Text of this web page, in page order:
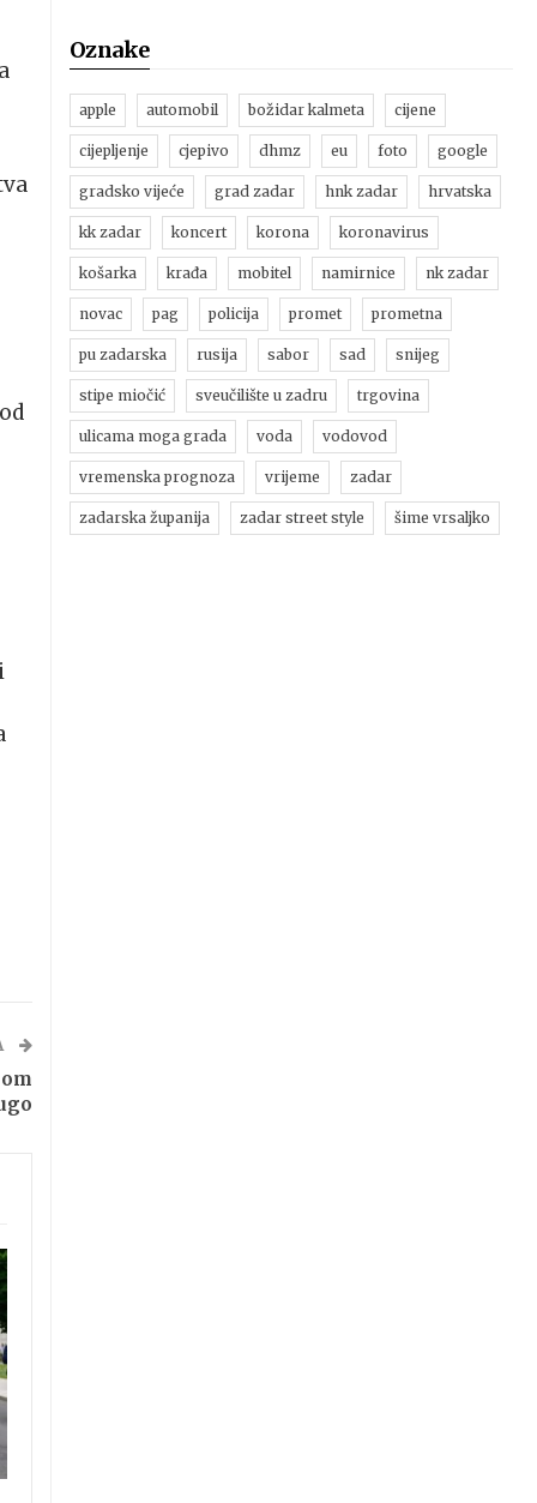
Oznake
apple automobil božidar kalmeta cijene
cijepljenje cjepivo dhmz eu foto google
gradsko vijeće grad zadar hnk zadar hrvatska
kk zadar koncert korona koronavirus
košarka krađa mobitel namirnice nk zadar
novac pag policija promet prometna
pu zadarska rusija sabor sad snijeg
stipe miočić sveučilište u zadru trgovina
ulicama moga grada voda vodovod
vremenska prognoza vrijeme zadar
zadarska županija zadar street style šime vrsaljko